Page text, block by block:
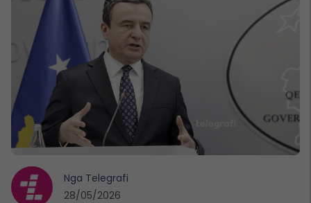
Nga Telegrafi
28/05/2026